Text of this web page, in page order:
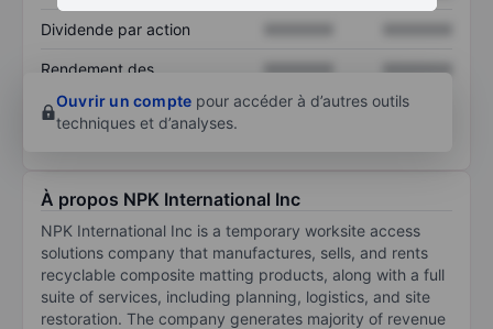
Dividende par action
Rendement des
XXXXXXX
XXXXXXX
Ouvrir un compte pour accéder à d’autres outils
techniques et d’analyses.
À propos NPK International Inc
NPK International Inc is a temporary worksite access
solutions company that manufactures, sells, and rents
recyclable composite matting products, along with a full
suite of services, including planning, logistics, and site
restoration. The company generates majority of revenue